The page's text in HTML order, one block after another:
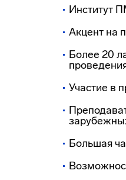
Институт
Акцент на
Более 20
Участие в
Большая